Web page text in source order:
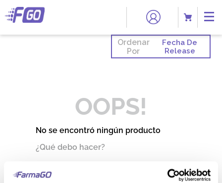
Ordenar
Por
Fecha De
Release
OOPS!
No se encontró ningún producto
¿Qué debo hacer?